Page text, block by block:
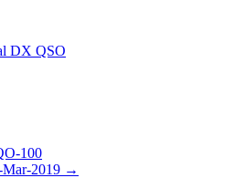
DX QSO
100
2019 →